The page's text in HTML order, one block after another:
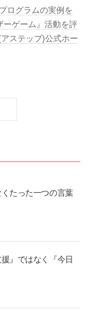
ログラムの実例を
ーゲーム』活動を評
ステップ)公式ホー
たった一つの言葉
』ではなく『今日